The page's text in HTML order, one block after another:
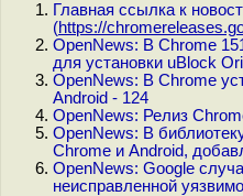
Главная ссылка к
(https://
OpenNews: В Chrome
для установки uBlock
OpenNews: В Chrome
Android - 124
OpenNews: Релиз
OpenNews: В
Chrome и Android,
OpenNews: Google
неисправленной